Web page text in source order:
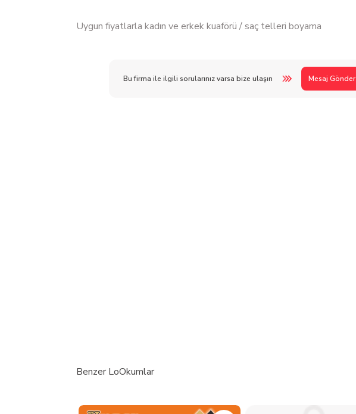
Uygun fiyatlarla kadın ve erkek kuaförü / saç telleri boyama
Bu firma ile ilgili sorularınız varsa bize ulaşın Mesaj Gönder
Benzer LoOkumlar